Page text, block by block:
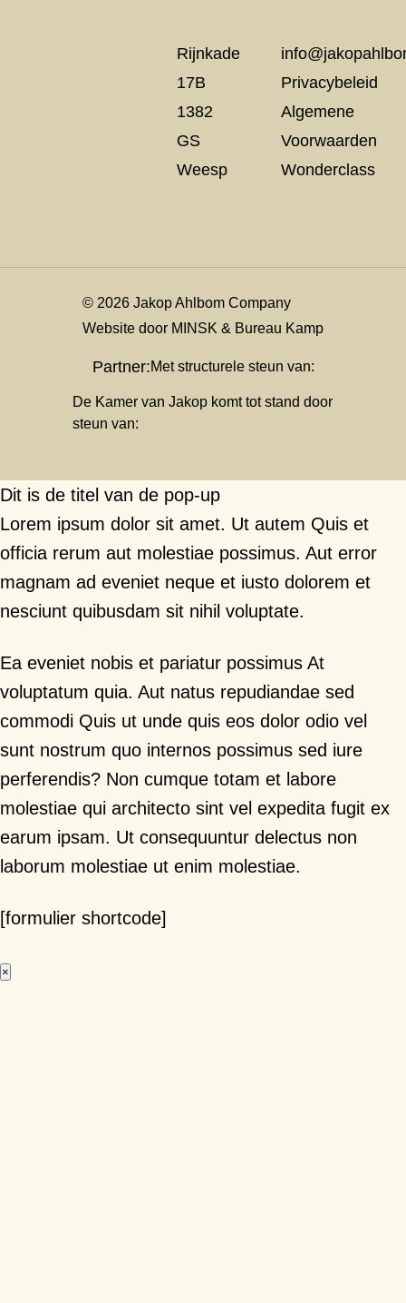
Rijnkade
17B
1382
GS
Weesp
Privacybeleid
Algemene
Voorwaarden
Wonderclass
© 2026 Jakop Ahlbom Company
Website door MINSK & Bureau Kamp
Partner:Met structurele steun van:
De Kamer van Jakop komt tot stand door
steun van:
Dit is de titel van de pop-up
Lorem ipsum dolor sit amet. Ut autem Quis et
officia rerum aut molestiae possimus. Aut error
magnam ad eveniet neque et iusto dolorem et
nesciunt quibusdam sit nihil voluptate.
Ea eveniet nobis et pariatur possimus At
voluptatum quia. Aut natus repudiandae sed
commodi Quis ut unde quis eos dolor odio vel
sunt nostrum quo internos possimus sed iure
perferendis? Non cumque totam et labore
molestiae qui architecto sint vel expedita fugit ex
earum ipsam. Ut consequuntur delectus non
laborum molestiae ut enim molestiae.
[formulier shortcode]
×